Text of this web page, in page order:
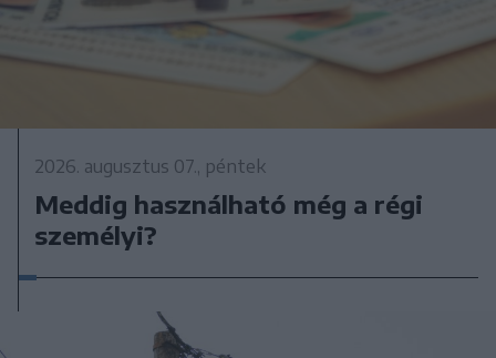
2026. augusztus 07., péntek
Meddig használható még a régi
személyi?